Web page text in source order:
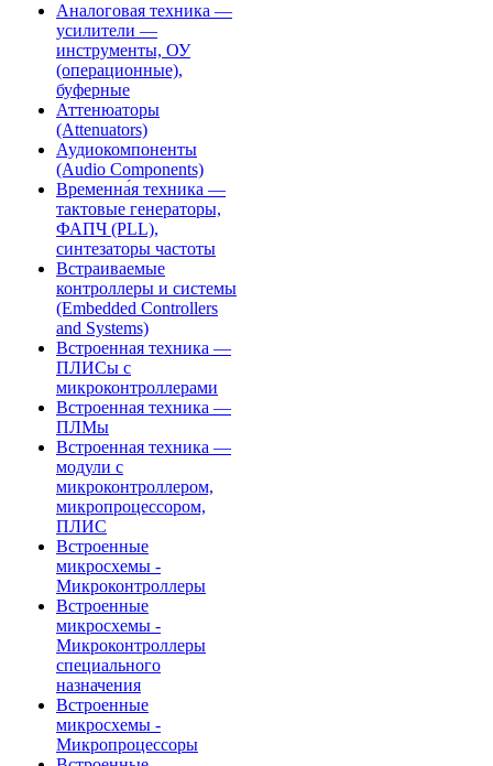
Аналоговая техника —
усилители —
инструменты, ОУ
(операционные),
буферные
Аттенюаторы
(Attenuators)
Аудиокомпоненты
(Audio Components)
Временна́я техника —
тактовые генераторы,
ФАПЧ (PLL),
синтезаторы частоты
Встраиваемые
контроллеры и системы
(Embedded Controllers
and Systems)
Встроенная техника —
ПЛИСы с
микроконтроллерами
Встроенная техника —
ПЛМы
Встроенная техника —
модули с
микроконтроллером,
микропроцессором,
ПЛИС
Встроенные
микросхемы -
Микроконтроллеры
Встроенные
микросхемы -
Микроконтроллеры
специального
назначения
Встроенные
микросхемы -
Микропроцессоры